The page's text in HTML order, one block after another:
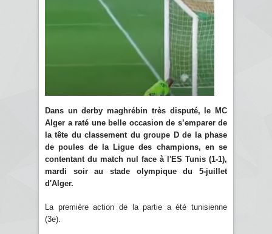
Dans un derby maghrébin très disputé, le MC
Alger a raté une belle occasion de s’emparer de
la tête du classement du groupe D de la phase
de poules de la Ligue des champions, en se
contentant du match nul face à l'ES Tunis (1-1),
mardi soir au stade olympique du 5-juillet
d'Alger.
La première action de la partie a été tunisienne
(3e).